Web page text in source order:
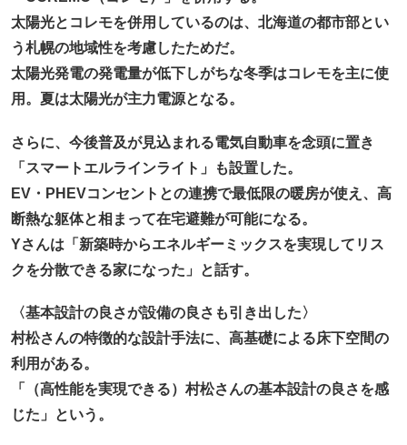
太陽光とコレモを併用しているのは、北海道の都市部とい
う札幌の地域性を考慮したためだ。
太陽光発電の発電量が低下しがちな冬季はコレモを主に使
用。夏は太陽光が主力電源となる。
さらに、今後普及が見込まれる電気自動車を念頭に置き
「スマートエルラインライト」も設置した。
EV・PHEVコンセントとの連携で最低限の暖房が使え、高
断熱な躯体と相まって在宅避難が可能になる。
Yさんは「新築時からエネルギーミックスを実現してリス
クを分散できる家になった」と話す。
〈基本設計の良さが設備の良さも引き出した〉
村松さんの特徴的な設計手法に、高基礎による床下空間の
利用がある。
「（高性能を実現できる）村松さんの基本設計の良さを感
じた」という。